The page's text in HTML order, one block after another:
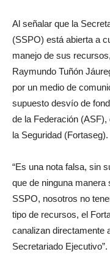
Al señalar que la
(SSPO) está abierta a
manejo de sus
Raymundo Tuñón
por un medio de
supuesto desvío de
de la Federación
la Seguridad (Fortaseg).
“Es una nota falsa, sin
que de ninguna
SSPO, nosotros no
tipo de recursos, el
canalizan directamente
Secretariado Ejecutivo”.